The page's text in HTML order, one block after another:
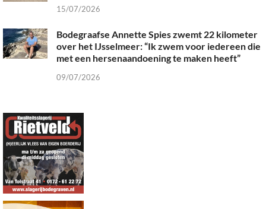
15/07/2026
Bodegraafse Annette Spies zwemt 22 kilometer
over het IJsselmeer: “Ik zwem voor iedereen die
met een hersenaandoening te maken heeft”
09/07/2026